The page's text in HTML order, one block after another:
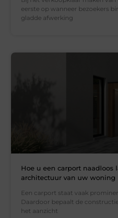
eerste op wanneer bezoekers
gladde afwerking
Hoe u een carport
architectuur van uw woning
Een carport staat vaak
Daardoor bepaalt de
het aanzicht